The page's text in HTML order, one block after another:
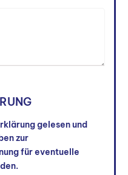
gelesen und
zur
für eventuelle